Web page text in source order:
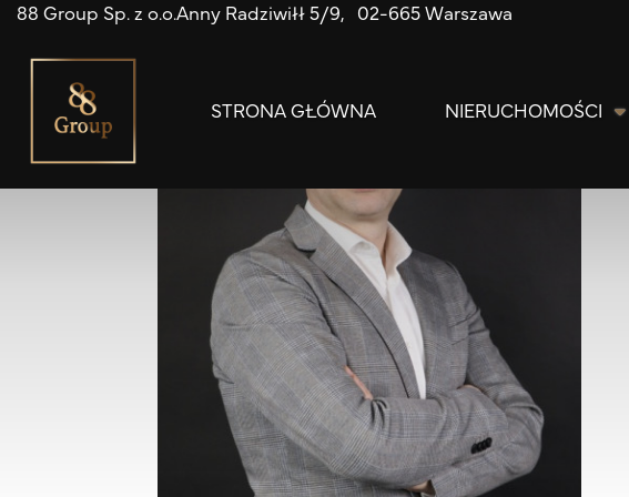
88 Group Sp. z o.o.Anny Radziwiłł 5/9 02-665 Warszawa
STRONA GŁÓWNA NIERUCHOMOŚCI